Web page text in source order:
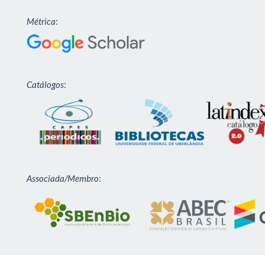
Métrica:
Catálogos:
Associada/Membro: